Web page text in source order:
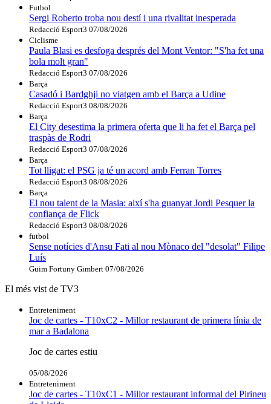
Futbol
Sergi Roberto troba nou destí i una rivalitat inesperada
Redacció Esport3 07/08/2026
Ciclisme
Paula Blasi es desfoga després del Mont Ventor: "S'ha fet una
bola molt gran"
Redacció Esport3 07/08/2026
Barça
Casadó i Bardghji no viatgen amb el Barça a Udine
Redacció Esport3 08/08/2026
Barça
El City desestima la primera oferta que li ha fet el Barça pel
traspàs de Rodri
Redacció Esport3 07/08/2026
Barça
Tot lligat: el PSG ja té un acord amb Ferran Torres
Redacció Esport3 08/08/2026
Barça
El nou talent de la Masia: així s'ha guanyat Jordi Pesquer la
confiança de Flick
Redacció Esport3 08/08/2026
futbol
Sense notícies d'Ansu Fati al nou Mònaco del "desolat" Filipe
Luís
Guim Fortuny Gimbert 07/08/2026
El més vist de TV3
Entreteniment
Joc de cartes - T10xC2 - Millor restaurant de primera línia de
mar a Badalona
Joc de cartes estiu
05/08/2026
Entreteniment
Joc de cartes - T10xC1 - Millor restaurant informal del Pirineu